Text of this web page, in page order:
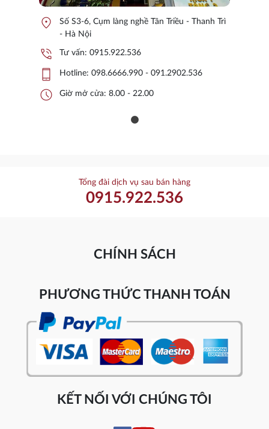
location_on
Số S3-6, Cụm làng nghề Tân Triều - Thanh Trì
- Hà Nội
phone_in_talk Tư vấn: 0915.922.536
phone_iphone Hotline: 098.6666.990 - 091.2902.536
schedule Giờ mở cửa: 8.00 - 22.00
Tổng đài dịch vụ sau bán hàng
0915.922.536
CHÍNH SÁCH
PHƯƠNG THỨC THANH TOÁN
KẾT NỐI VỚI CHÚNG TÔI